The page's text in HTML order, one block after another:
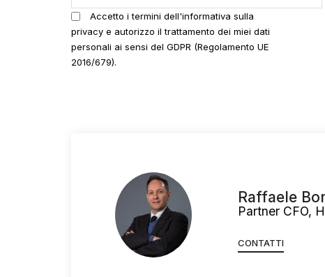
Accetto i termini dell'informativa sulla
privacy e autorizzo il trattamento dei miei dati
personali ai sensi del GDPR (Regolamento UE
2016/679).
Raffaele
Partner CFO,
CONTATTI